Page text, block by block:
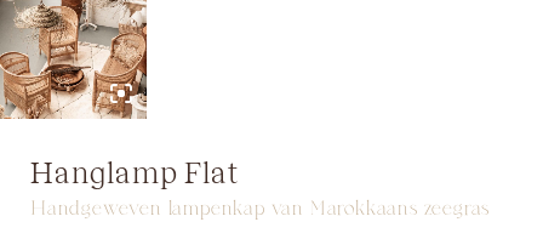
Hanglamp Flat
Handgeweven lampenkap van Marokkaans zeegras